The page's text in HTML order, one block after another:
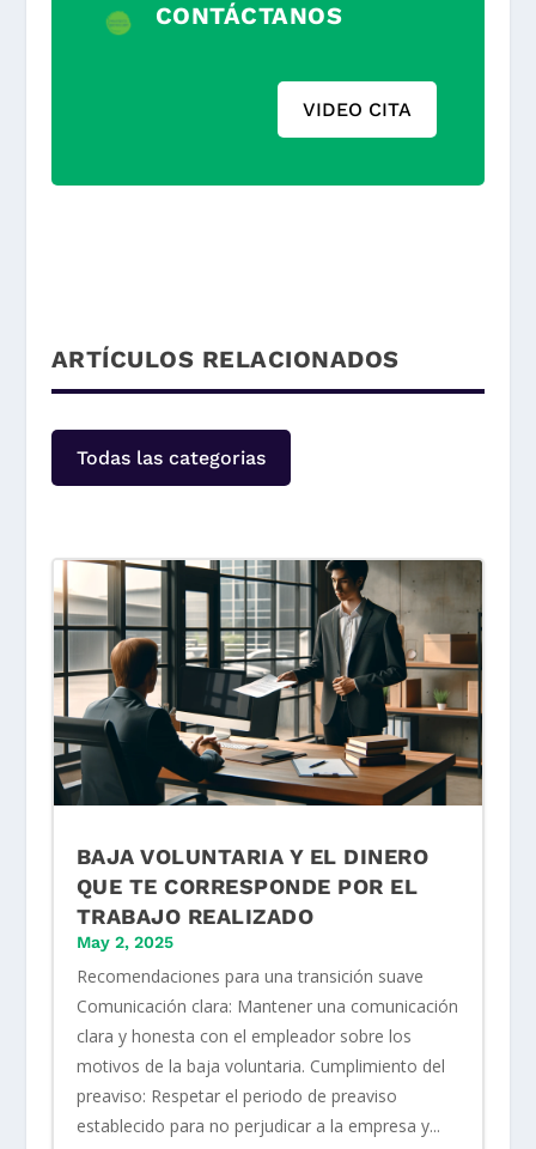
CONTÁCTANOS
VIDEO CITA
ARTÍCULOS RELACIONADOS
Todas las categorias
BAJA VOLUNTARIA Y EL DINERO
QUE TE CORRESPONDE POR EL
TRABAJO REALIZADO
May 2, 2025
Recomendaciones para una transición suave
Comunicación clara: Mantener una comunicación
clara y honesta con el empleador sobre los
motivos de la baja voluntaria. Cumplimiento del
preaviso: Respetar el periodo de preaviso
establecido para no perjudicar a la empresa y...